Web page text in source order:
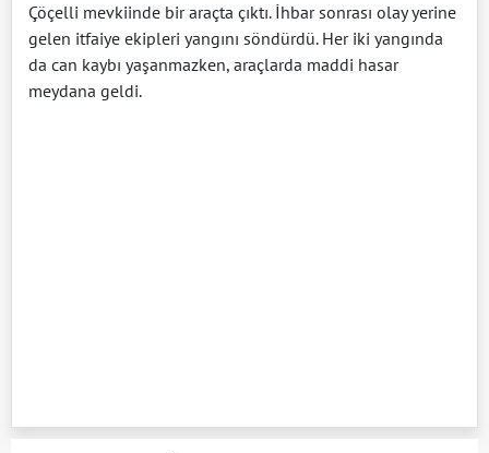
Çöçelli mevkiinde bir araçta çıktı. İhbar sonrası olay yerine
gelen itfaiye ekipleri yangını söndürdü. Her iki yangında
da can kaybı yaşanmazken, araçlarda maddi hasar
meydana geldi.